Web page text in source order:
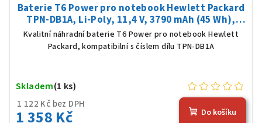
Baterie T6 Power pro notebook Hewlett Packard
TPN-DB1A, Li-Poly, 11,4 V, 3790 mAh (45 Wh),
černá
Kvalitní náhradní baterie T6 Power pro notebook Hewlett
Packard, kompatibilní s číslem dílu TPN-DB1A
1 122 Kč bez DPH
1 358 Kč
Skladem(1 ks)
Do košíku